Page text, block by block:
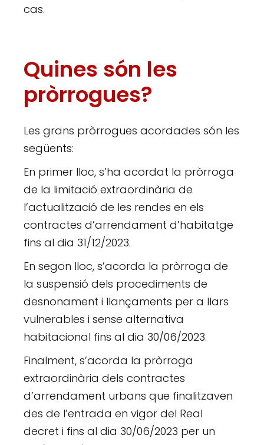
cas.
Quines són les
pròrrogues?
Les grans pròrrogues acordades són les
següents:
En primer lloc, s’ha acordat la pròrroga
de la limitació extraordinària de
l’actualització de les rendes en els
contractes d’arrendament d’habitatge
fins al dia 31/12/2023.
En segon lloc, s’acorda la pròrroga de
la suspensió dels procediments de
desnonament i llançaments per a llars
vulnerables i sense alternativa
habitacional fins al dia 30/06/2023.
Finalment, s’acorda la pròrroga
extraordinària dels contractes
d’arrendament urbans que finalitzaven
des de l’entrada en vigor del Real
decret i fins al dia 30/06/2023 per un